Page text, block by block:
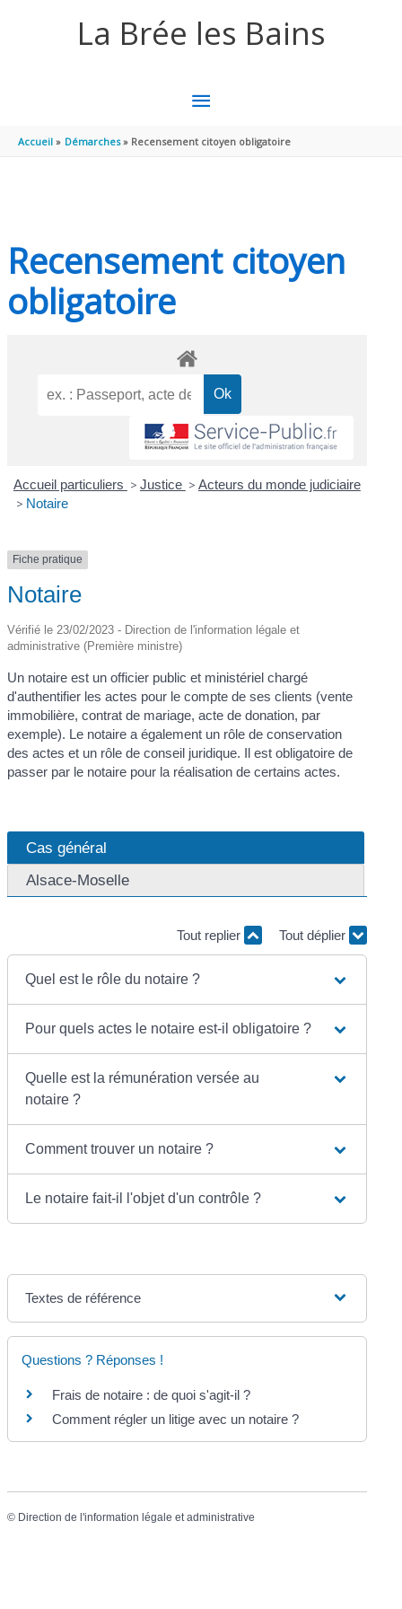
La Brée les Bains
MENU
PRINCIPAL
Accueil Démarches Recensement citoyen obligatoire
Recensement citoyen
obligatoire
Accueil particuliers > Justice > Acteurs du monde judiciaire
> Notaire
Fiche pratique
Notaire
Vérifié le 23/02/2023 - Direction de l'information légale et
administrative (Première ministre)
Un notaire est un officier public et ministériel chargé
d'authentifier les actes pour le compte de ses clients (vente
immobilière, contrat de mariage, acte de donation, par
exemple). Le notaire a également un rôle de conservation
des actes et un rôle de conseil juridique. Il est obligatoire de
passer par le notaire pour la réalisation de certains actes.
Cas général
Alsace-Moselle
Tout replier Tout déplier
Quel est le rôle du notaire ?
Pour quels actes le notaire est-il obligatoire ?
Quelle est la rémunération versée au
notaire ?
Comment trouver un notaire ?
Le notaire fait-il l'objet d'un contrôle ?
Textes de référence
Questions ? Réponses !
Frais de notaire : de quoi s'agit-il ?
Comment régler un litige avec un notaire ?
© Direction de l'information légale et administrative